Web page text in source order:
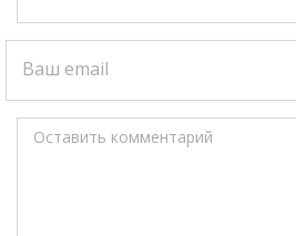
Ваш email
Оставить комментарий